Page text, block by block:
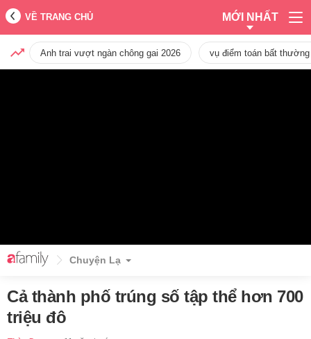
VỀ TRANG CHỦ MỚI NHẤT
Anh trai vượt ngàn chông gai 2026 vụ điểm toán bất
Chuyện Lạ
Cả thành phố trúng số tập thể hơn 700
triệu đô